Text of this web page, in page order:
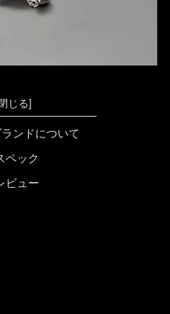
ンドについて
ペック
ビュー